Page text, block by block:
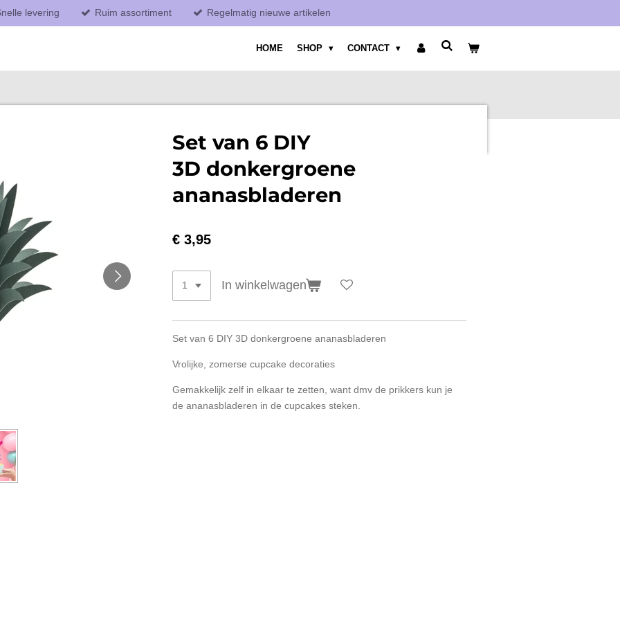
levering Ruim assortiment Regelmatig nieuwe artikelen
HOME SHOP CONTACT
Set van 6 DIY
3D donkergroene
ananasbladeren
€ 3,95
In winkelwagen
Set van 6 DIY 3D donkergroene ananasbladeren
Vrolijke, zomerse cupcake decoraties
Gemakkelijk zelf in elkaar te zetten, want dmv de prikkers kun je
de ananasbladeren in de cupcakes steken.